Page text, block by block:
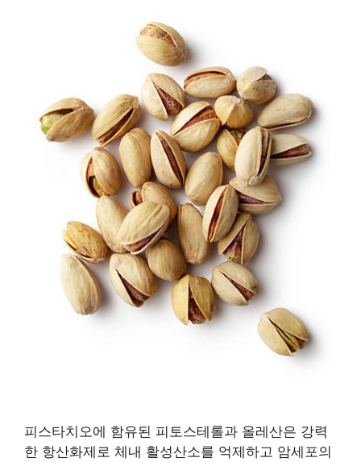
피스타치오에 함유된 피토스테롤과 올레산은 강력
한 항산화제로 체내 활성산소를 억제하고 암세포의